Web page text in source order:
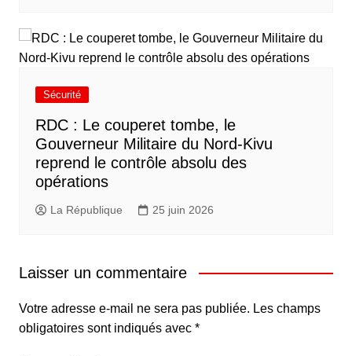
Sécurité
RDC : Le couperet tombe, le
Gouverneur Militaire du Nord-Kivu
reprend le contrôle absolu des
opérations
La République 25 juin 2026
Laisser un commentaire
Votre adresse e-mail ne sera pas publiée. Les champs
obligatoires sont indiqués avec *